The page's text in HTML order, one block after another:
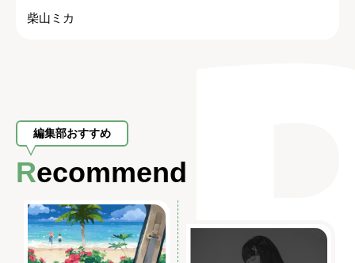
柴山ミカ
編集部おすすめ
Recommend